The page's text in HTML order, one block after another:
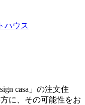
ハウス
casa」の注文住
に、 その可能性をお